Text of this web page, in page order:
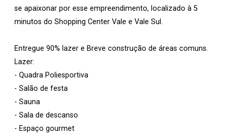
se apaixonar por esse empreendimento, localizado à 5
minutos do Shopping Center Vale e Vale Sul.
Entregue 90% lazer e Breve construção de áreas comuns.
Lazer:
- Quadra Poliesportiva
- Salão de festa
- Sauna
- Sala de descanso
- Espaço gourmet